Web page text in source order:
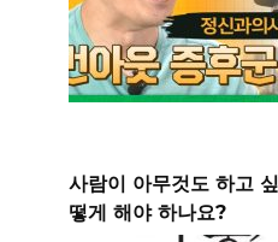
사람이 아무것도 하고
떻게 해야 하나요?